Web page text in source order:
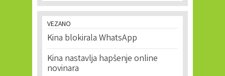
VEZANO
Kina blokirala WhatsApp
Kina nastavlja hapšenje online
novinara